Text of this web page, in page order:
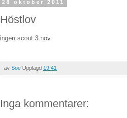
28 oktober 2011
Höstlov
ingen scout 3 nov
av Soe Upplagd 19:41
Inga kommentarer: